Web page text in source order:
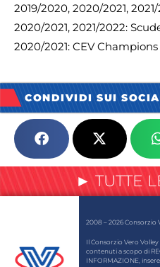
2019/2020, 2020/2021,
2020/2021, 2021/2022:
2020/2021: CEV
CONDIVIDI SUI
► TUTTE
2008 – 2026 Consorzio
Il Consorzio Vero
contenuti a scopo di
INFORMAZIONE,